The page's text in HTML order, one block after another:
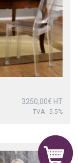
3250,00€ HT
TVA : 5.5%